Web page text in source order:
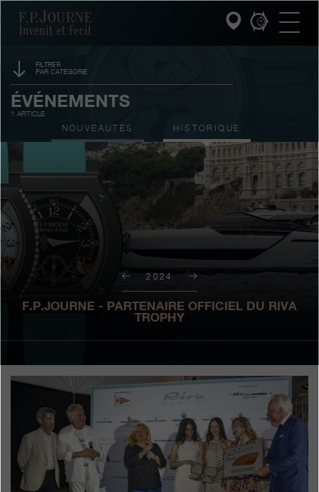
contenu
F.P.Journe
INVENIT ET FECIT
COLLECTIONS
L'UNIVERS F.P.JOURNE
SERVICE PATRIMOINE
SERVICE CLIENT
LE RESTAURANT
Boutiques
Catalogue
Contact
Search
Rechercher
FRANÇAIS ENGLISH 日本語 简体中文
FILTRER
PAR CATÉGORIE
PARRAINAGE
VENTES AUX ENCHÈRES
CONCOURS
ÉVÉNEMENTS
1 ARTICLE
NOUVEAUTÉS HISTORIQUE
2024
F.P.JOURNE - PARTENAIRE OFFICIEL DU RIVA
TROPHY